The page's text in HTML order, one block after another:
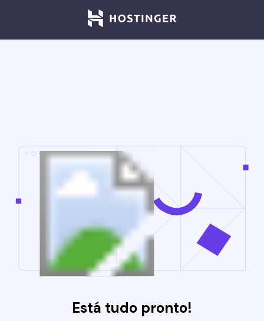
Está tudo pronto!